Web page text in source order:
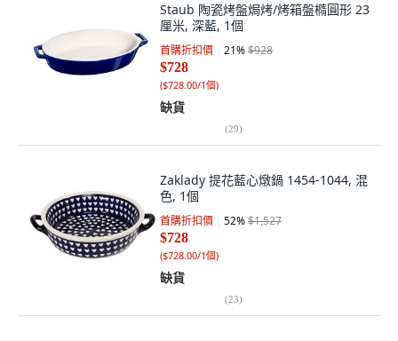
Staub 陶瓷烤盤焗烤/烤箱盤橢圓形 23
厘米, 深藍, 1個
首購折扣價 21%$928
$728
($728.00/1個)
缺貨
(29)
Zaklady 提花藍心燉鍋 1454-1044, 混
色, 1個
首購折扣價 52%$1,527
$728
($728.00/1個)
缺貨
(23)